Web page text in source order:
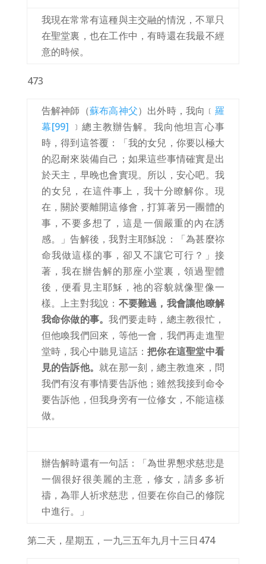
我現在常常有這種與主交融的情況，不單只
在聖堂裏，也在工作中，有時還在我最不經
意的時候。
473
告解神師（蘇布高神父）出外時，我向﹝ 羅
幕[99] ﹞總主教辦告解。我向他坦言心事
時，得到這答覆：「我的女兒，你要以極大
的忍耐來裝備自己；如果這些事情確實是出
於天主，早晚也會實現。所以，安心吧。我
的女兒，在這件事上，我十分瞭解你。現
在，關於要離開這修會，打算著另一團體的
事，不要多想了，這是一個嚴重的內在誘
感。」告解後，我對主耶穌說：「為甚麼祢
命我做這樣的事，卻又不讓它可行？」接
著，我在辦告解的那座小堂裏，領過聖體
後，便看見主耶穌，祂的容貌就像聖像一
樣。上主對我說： 不要難過，我會讓他瞭解
我命你做的事。我們要走時，總主教很忙，
但他喚我們回來，等他一會，我們再走進聖
堂時，我心中聽見這話：把你在這聖堂中看
見的告訴他。就在那一刻，總主教進來，問
我們有沒有事情要告訴他；雖然我接到命令
要告訴他，但我身旁有一位修女，不能這樣
做。
辦告解時還有一句話：「為世界懇求慈悲是
一個很好很美麗的主意，修女，請多多祈
禱，為罪人祈求慈悲，但要在你自己的修院
中進行。」
第二天，星期五，一九三五年九月十三日474